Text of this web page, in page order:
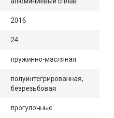
2016
24
пружинно-масляная
полуинтегрированная,
безрезьбовая
прогулочные